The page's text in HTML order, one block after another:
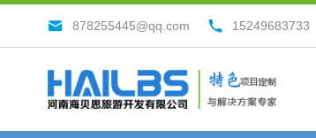
878255445@qq.com 15249683733